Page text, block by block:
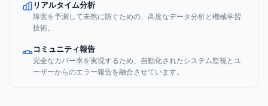
リアルタイム分析
障害を予測して未然に防ぐための、高度なデータ分析と機械学習
技術。
コミュニティ報告
完全なカバー率を実現するため、自動化されたシステム監視とユ
ーザーからのエラー報告を融合させています。